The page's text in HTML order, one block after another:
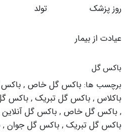
روز پزشک تولد
عیادت از بیمار
باکس گل
برچسب ها: باکس گل خاص , باکس
باکلاس , باکس گل تبریک , باکس
, باکس گل خاص , باکس گل آنلاین
باکس گل تبریک , باکس گل جوان ,